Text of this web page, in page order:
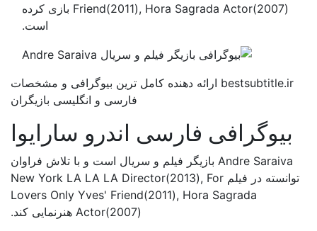
Friend(2011), Hora Sagrada Actor(2007) بازی کرده
است.
bestsubtitle.ir ارائه دهنده کامل ترین بیوگرافی و مشخصات
فارسی و انگلیسی بازیگران
بیوگرافی فارسی اندرو سارایوا
Andre Saraiva بازیگر فیلم و سریال است و با تلاش فراوان
توانسته در فیلم New York LA LA LA Director(2013), For
Lovers Only Yves' Friend(2011), Hora Sagrada
Actor(2007) هنرنمایی کند.